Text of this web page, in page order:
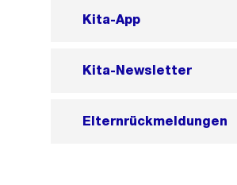
Kita-App
Kita-Newsletter
Elternrückmeldungen